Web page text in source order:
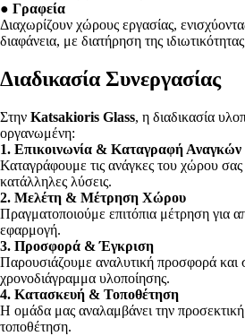
● Γραφεία
Διαχωρίζουν χώρους εργασίας,
διαφάνεια, με διατήρηση της
Διαδικασία Συνεργασίας
Στην Katsakioris Glass, η διαδικασία
οργανωμένη:
1. Επικοινωνία & Καταγραφή Αναγκών
Καταγράφουμε τις ανάγκες του χώρου σας
κατάλληλες λύσεις.
2. Μελέτη & Μέτρηση Χώρου
Πραγματοποιούμε επιτόπια μέτρηση για
εφαρμογή.
3. Προσφορά & Έγκριση
Παρουσιάζουμε αναλυτική προσφορά
χρονοδιάγραμμα υλοποίησης.
4. Κατασκευή & Τοποθέτηση
Η ομάδα μας αναλαμβάνει την
τοποθέτηση.